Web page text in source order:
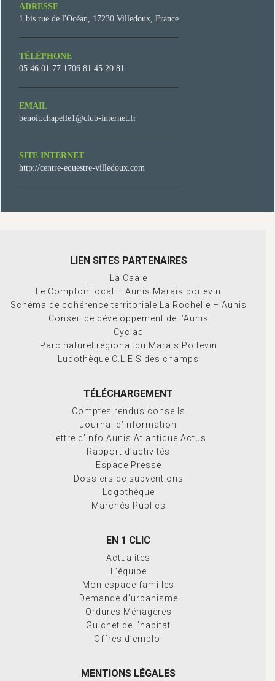
ADRESSE
1 bis rue de l'Océan, 17230 Villedoux, France
TÉLÉPHONE
05 46 01 77 1706 81 45 20 81
EMAIL
benoit.chapelle1@club-internet.fr
SITE INTERNET
http://centre-equestre-villedoux.com
LIEN SITES PARTENAIRES
La Caale
Le Comptoir local – Aunis Marais poitevin
Schéma de cohérence territoriale La Rochelle – Aunis
Conseil de développement de l’Aunis
Cyclad
Parc naturel régional du Marais Poitevin
Ludothèque C.L.E.S des champs
TÉLÉCHARGEMENT
Comptes rendus conseils
Journal d’information
Lettre d’info Aunis Atlantique Actus
Rapport d’activités
Espace Presse
Dossiers de subventions
Logothèque
Marchés Publics
EN 1 CLIC
Actualites
L’équipe
Mon espace familles
Demande d’urbanisme
Ordures Ménagères
Guichet de l’habitat
Offres d’emploi
MENTIONS LÉGALES